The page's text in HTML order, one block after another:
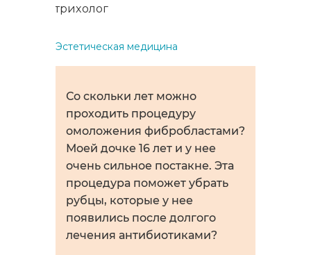
трихолог
Эстетическая медицина
Со скольки лет можно
проходить процедуру
омоложения фибробластами?
Моей дочке 16 лет и у нее
очень сильное постакне. Эта
процедура поможет убрать
рубцы, которые у нее
появились после долгого
лечения антибиотиками?